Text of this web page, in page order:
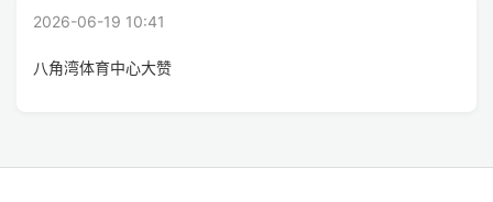
2026-06-19 10:41
八角湾体育中心大赞